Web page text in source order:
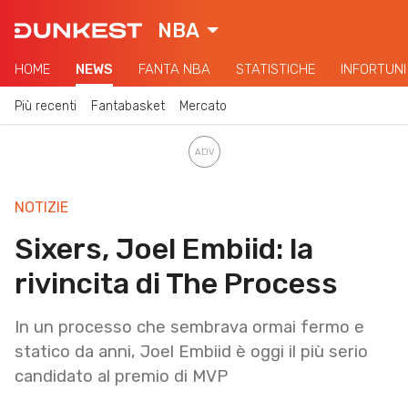
NBA
HOME NEWS FANTA NBA STATISTICHE INFORTUNI
Più recenti Fantabasket Mercato
NOTIZIE
Sixers, Joel Embiid: la
rivincita di The Process
In un processo che sembrava ormai fermo e
statico da anni, Joel Embiid è oggi il più serio
candidato al premio di MVP